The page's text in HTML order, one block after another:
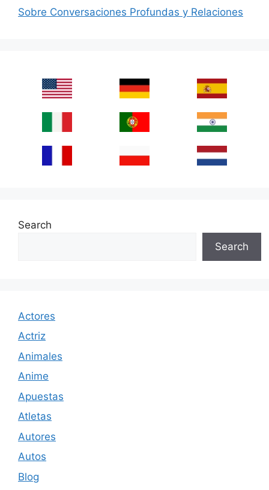
Sobre Conversaciones Profundas y Relaciones
Search
Search
Actores
Actriz
Animales
Anime
Apuestas
Atletas
Autores
Autos
Blog